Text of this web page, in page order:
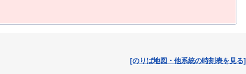
[のりば地図・他系統の時刻表を見る]